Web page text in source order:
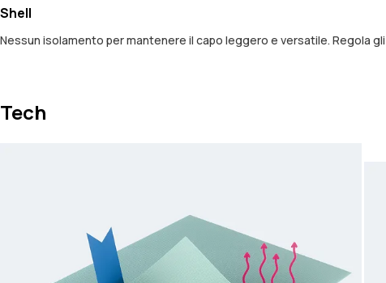
Shell
Nessun isolamento per mantenere il capo leggero e versatile. Regola
Tech